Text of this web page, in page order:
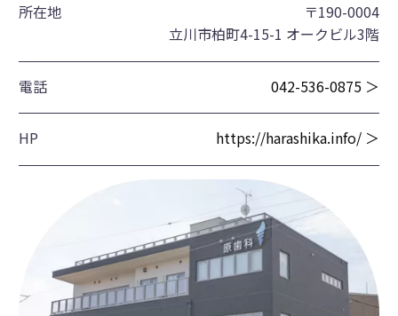
所在地
〒190-0004
立川市柏町4-15-1 オークビル3階
電話 042-536-0875 ＞
HP https://harashika.info/ ＞